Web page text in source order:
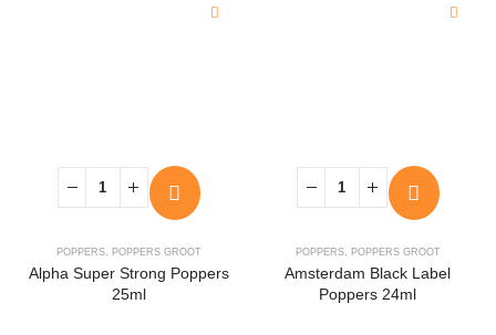
POPPERS, POPPERS GROOT
Alpha Super Strong Poppers
25ml
POPPERS, POPPERS GROOT
Amsterdam Black Label
Poppers 24ml